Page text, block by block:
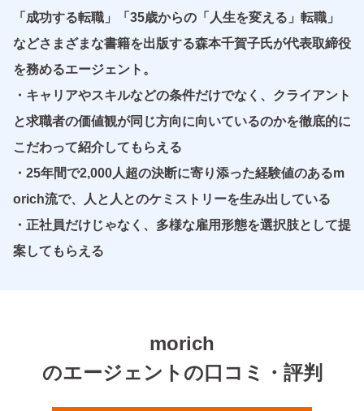
「成功する転職」「35歳からの「人生を変える」転職」
などさまざまな書籍を出版する森本千賀子氏が代表取締役
を務めるエージェント。
・キャリアやスキルなどの条件だけでなく、クライアント
と求職者の価値観が同じ方向に向いているのかを徹底的に
こだわって紹介してもらえる
・25年間で2,000人超の決断に寄り添った経験値のあるm
orich流で、人と人とのケミストリーを生み出している
・正社員だけじゃなく、多様な雇用形態を選択肢として提
案してもらえる
morich
のエージェントの口コミ・評判